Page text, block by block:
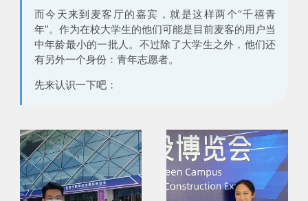
而今天来到麦客厅的嘉宾，就是这样两个“千禧青
年”。作为在校大学生的他们可能是目前麦客的用户当
中年龄最小的一批人。不过除了大学生之外，他们还
有另外一个身份： 青年志愿者。
先来认识一下吧：